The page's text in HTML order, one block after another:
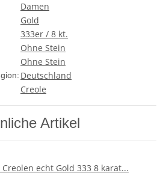
Damen
Gold
333er / 8 kt.
Ohne Stein
Ohne Stein
Deutschland
Creole
Artikel